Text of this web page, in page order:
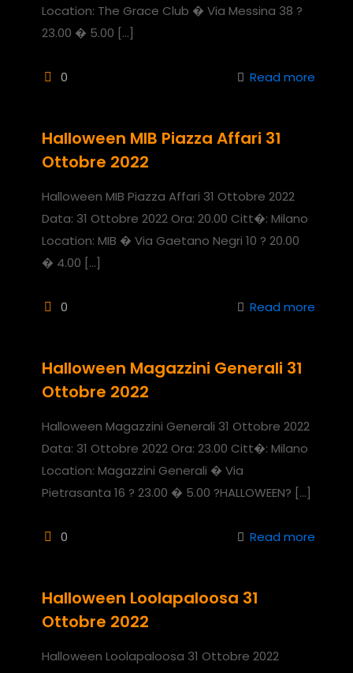
Location: The Grace Club � Via Messina 38 ?
23.00 � 5.00 […]
0 Read more
Halloween MIB Piazza Affari 31
Ottobre 2022
Halloween MIB Piazza Affari 31 Ottobre 2022
Data: 31 Ottobre 2022 Ora: 20.00 Citt�: Milano
Location: MIB � Via Gaetano Negri 10 ? 20.00
� 4.00 […]
0 Read more
Halloween Magazzini Generali 31
Ottobre 2022
Halloween Magazzini Generali 31 Ottobre 2022
Data: 31 Ottobre 2022 Ora: 23.00 Citt�: Milano
Location: Magazzini Generali � Via
Pietrasanta 16 ? 23.00 � 5.00 ?HALLOWEEN? […]
0 Read more
Halloween Loolapaloosa 31
Ottobre 2022
Halloween Loolapaloosa 31 Ottobre 2022